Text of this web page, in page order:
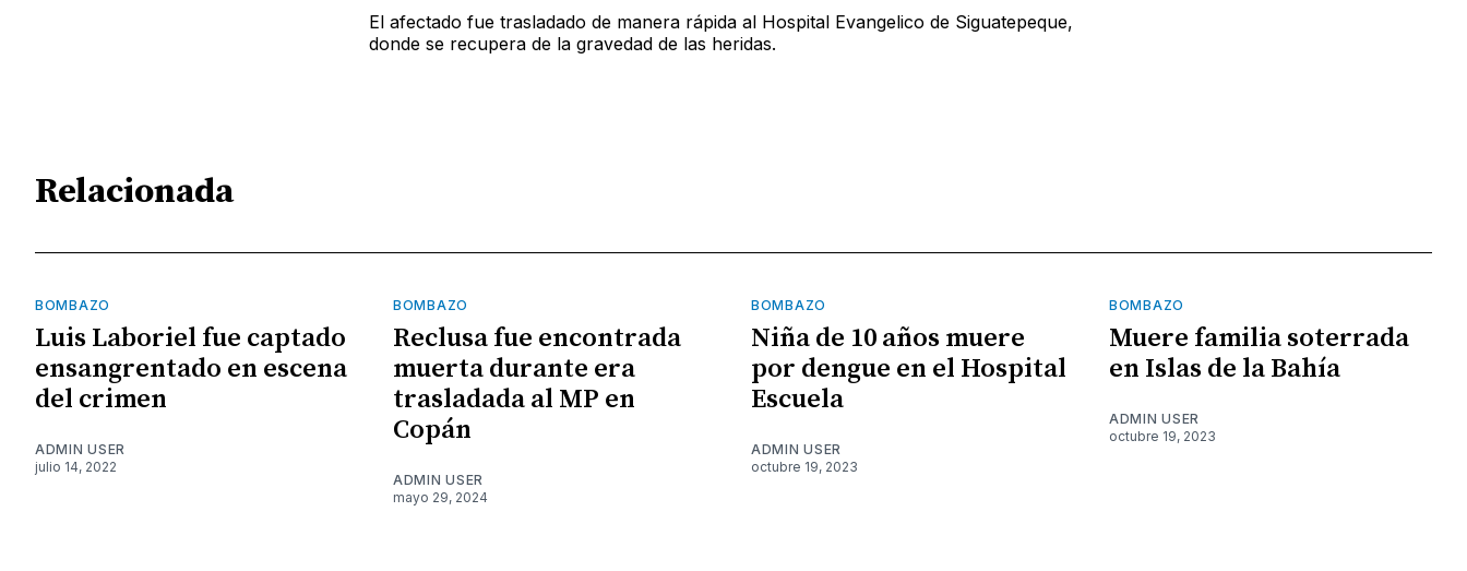
El afectado fue trasladado de manera rápida al Hospital Evangelico de Siguatepeque,
donde se recupera de la gravedad de las heridas.
Relacionada
BOMBAZO
Luis Laboriel fue captado
ensangrentado en escena
del crimen
ADMIN USER
julio 14, 2022
BOMBAZO
Reclusa fue encontrada
muerta durante era
trasladada al MP en
Copán
ADMIN USER
mayo 29, 2024
BOMBAZO
Niña de 10 años muere
por dengue en el Hospital
Escuela
ADMIN USER
octubre 19, 2023
BOMBAZO
Muere familia soterrada
en Islas de la Bahía
ADMIN USER
octubre 19, 2023